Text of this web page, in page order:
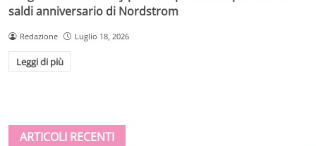
saldi anniversario di Nordstrom
Redazione Luglio 18, 2026
Leggi di più
ARTICOLI RECENTI